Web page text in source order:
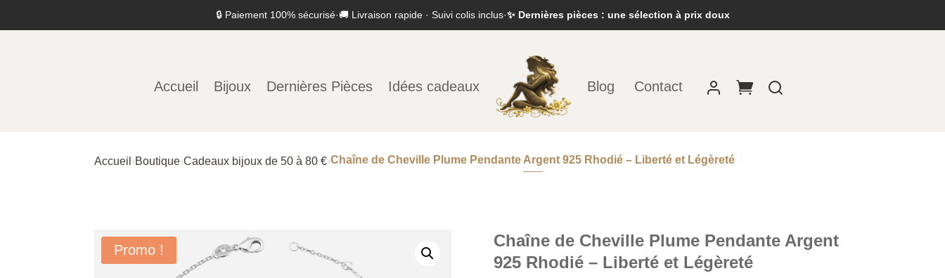
🔒 Paiement 100% sécurisé·🚚 Livraison rapide · Suivi colis inclus·✨ Dernières pièces : une sélection à prix doux
Accueil Bijoux Dernières Pièces Idées cadeaux Blog Contact
Accueil ›Boutique›Cadeaux bijoux de 50 à 80 €›Chaîne de Cheville Plume Pendante Argent 925 Rhodié – Liberté et Légèreté
Promo !
Chaîne de Cheville Plume Pendante Argent
925 Rhodié – Liberté et Légèreté